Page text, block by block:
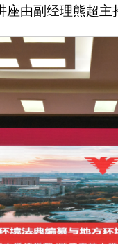
由副经理熊超主